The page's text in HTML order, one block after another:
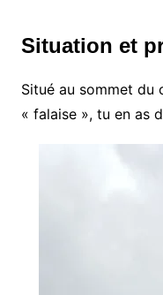
Situation et
Situé au sommet du
« falaise », tu en as